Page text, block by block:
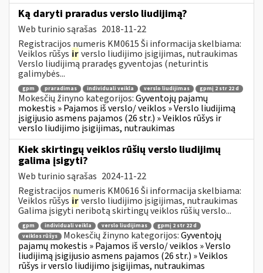
Ką daryti praradus verslo liudijimą?
Web turinio sąrašas 2018-11-22
Registracijos numeris KM0615 Ši informacija skelbiama:
Veiklos rūšys irverslo liudijimo įsigijimas, nutraukimas
Verslo liudijimą praradęs gyventojas (neturintis
galimybės...
gpm praradimas individuali veikla verslo liudijimas gpmį 2 str 22 d
Mokesčių žinyno kategorijos:Gyventojų pajamų
mokestis » Pajamos iš verslo/ veiklos » Verslo liudijimą
įsigijusio asmens pajamos (26 str.) » Veiklos rūšys ir
verslo liudijimo įsigijimas, nutraukimas
Kiek skirtingų veiklos rūšių verslo liudijimų
galima įsigyti?
Web turinio sąrašas 2024-11-22
Registracijos numeris KM0616 Ši informacija skelbiama:
Veiklos rūšys irverslo liudijimo įsigijimas, nutraukimas
Galima įsigyti neribotą skirtingų veiklos rūšių verslo...
gpm individuali veikla verslo liudijimas
gpmį 2 str 22 d
veiklos rūšys
Mokesčių žinyno kategorijos:Gyventojų
pajamų mokestis » Pajamos iš verslo/ veiklos » Verslo
liudijimą įsigijusio asmens pajamos (26 str.) » Veiklos
rūšys ir verslo liudijimo įsigijimas, nutraukimas